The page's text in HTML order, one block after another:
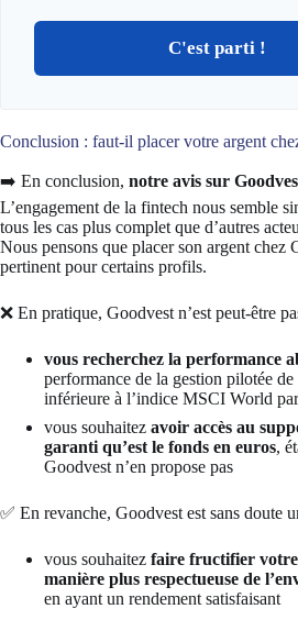
C'est parti !
Conclusion : faut-il placer votre argent
➡️ En conclusion, notre avis sur
L’engagement de la fintech nous semble
tous les cas plus complet que d’autres
Nous pensons que placer son argent chez
pertinent pour certains profils.
❌ En pratique, Goodvest n’est peut-être
vous recherchez la performance
performance de la gestion pilotée
inférieure à l’indice MSCI World
vous souhaitez avoir accès au
garanti qu’est le fonds en euros,
Goodvest n’en propose pas
✅ En revanche, Goodvest est sans doute
vous souhaitez faire fructifier
manière plus respectueuse de
en ayant un rendement satisfaisant